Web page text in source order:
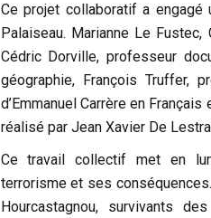
Ce projet collaboratif a
Palaiseau. Marianne Le
Cédric Dorville, professeur
géographie, François Truffer,
d’Emmanuel Carrère en
réalisé par Jean Xavier De
Ce travail collectif met en
terrorisme et ses
Hourcastagnou, survivants